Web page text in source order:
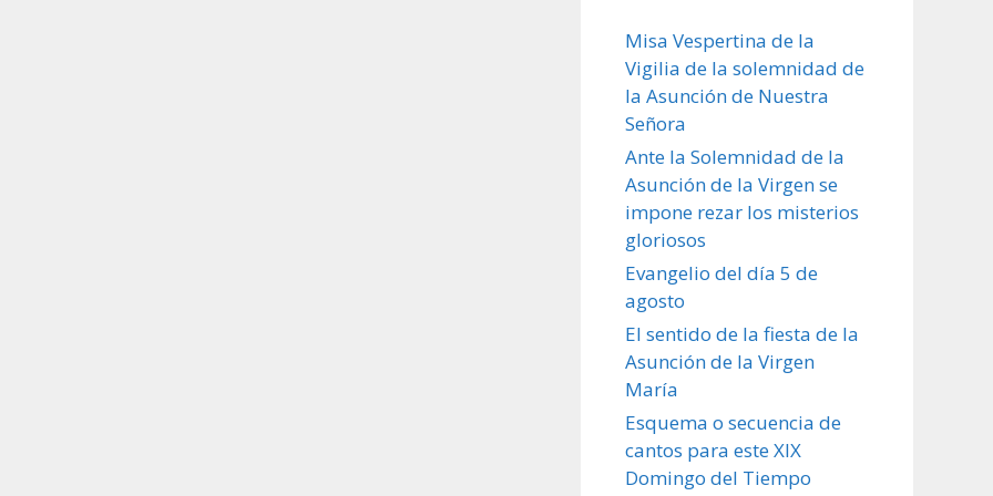
Misa Vespertina de la
Vigilia de la solemnidad de
la Asunción de Nuestra
Señora
Ante la Solemnidad de la
Asunción de la Virgen se
impone rezar los misterios
gloriosos
Evangelio del día 5 de
agosto
El sentido de la fiesta de la
Asunción de la Virgen
María
Esquema o secuencia de
cantos para este XIX
Domingo del Tiempo